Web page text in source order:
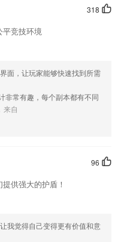
动营销；
318
平竞技环境
面，让玩家能够快速找到所需
非常有趣，每个副本都有不同
来自
96
供强大的护盾！
我觉得自己变得更有价值和意